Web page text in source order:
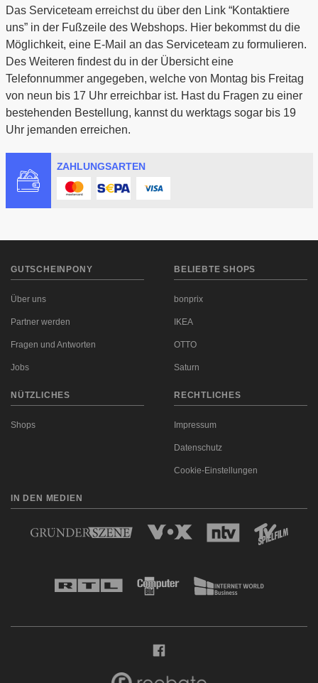
Das Serviceteam erreichst du über den Link “Kontaktiere
uns” in der Fußzeile des Webshops. Hier bekommst du die
Möglichkeit, eine E-Mail an das Serviceteam zu formulieren.
Des Weiteren findest du in der Übersicht eine
Telefonnummer angegeben, welche von Montag bis Freitag
von neun bis 17 Uhr erreichbar ist. Hast du Fragen zu einer
bestehenden Bestellung, kannst du werktags sogar bis 19
Uhr jemanden erreichen.
ZAHLUNGSARTEN
GUTSCHEINPONY
Über uns
Partner werden
Fragen und Antworten
Jobs
BELIEBTE SHOPS
bonprix
IKEA
OTTO
Saturn
NÜTZLICHES
Shops
RECHTLICHES
Impressum
Datenschutz
Cookie-Einstellungen
IN DEN MEDIEN